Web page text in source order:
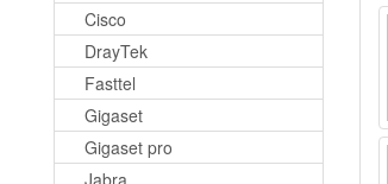
Cisco
DrayTek
Fasttel
Gigaset
Gigaset pro
Jabra